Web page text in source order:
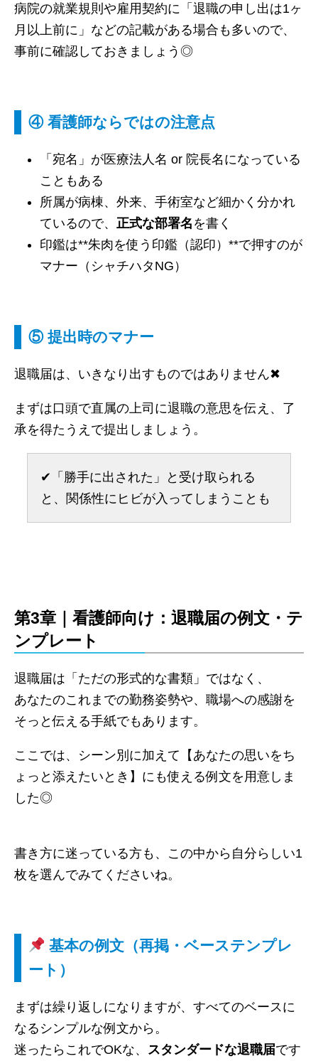
病院の就業規則や雇用契約に「退職の申し出は1ヶ
月以上前に」などの記載がある場合も多いので、
事前に確認しておきましょう◎
④ 看護師ならではの注意点
「宛名」が医療法人名 or 院長名になっている
こともある
所属が病棟、外来、手術室など細かく分かれ
ているので、 正式な部署名 を書く
印鑑は**朱肉を使う印鑑（認印）**で押すのが
マナー（シャチハタNG）
⑤ 提出時のマナー
退職届は、いきなり出すものではありません✖
まずは口頭で直属の上司に退職の意思を伝え、了
承を得たうえで提出しましょう。
✔︎「勝手に出された」と受け取られる
と、関係性にヒビが入ってしまうことも
第3章｜看護師向け：退職届の例文・テ
ンプレート
退職届は「ただの形式的な書類」ではなく、
あなたのこれまでの勤務姿勢や、職場への感謝を
そっと伝える手紙でもあります。
ここでは、シーン別に加えて【あなたの思いをち
ょっと添えたいとき】にも使える例文を用意しま
した◎
書き方に迷っている方も、この中から自分らしい1
枚を選んでみてくださいね。
基本の例文（再掲・ベーステンプレ
ート）
まずは繰り返しになりますが、すべてのベースに
なるシンプルな例文から。
迷ったらこれでOKな、 スタンダードな退職届です